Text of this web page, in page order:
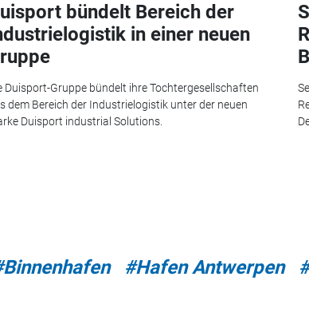
bündelt Bereich der
in einer neuen
Duisport-Gruppe bündelt ihre Tochtergesellschaften
dem Bereich der Industrielogistik unter der neuen
Duisport industrial Solutions.
#Hafen Antwerpen